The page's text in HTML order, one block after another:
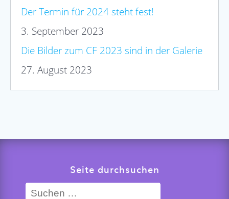
Der Termin für 2024 steht fest!
3. September 2023
Die Bilder zum CF 2023 sind in der Galerie
27. August 2023
Seite durchsuchen
Suchen